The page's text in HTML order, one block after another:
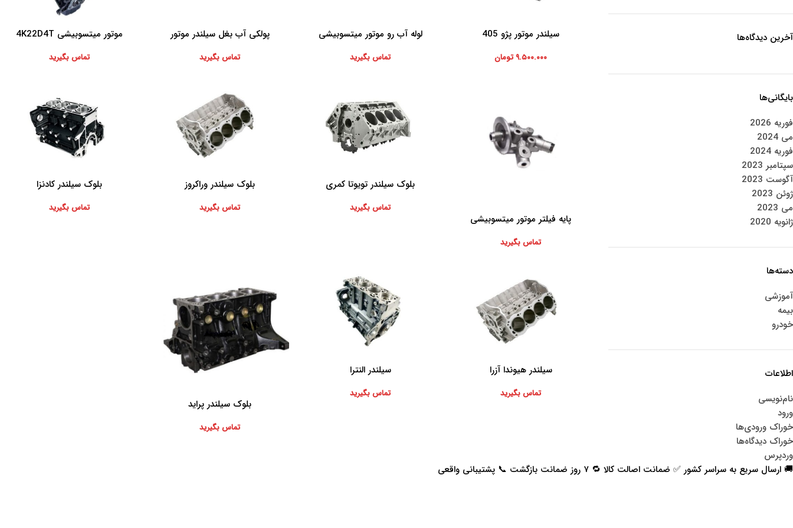
آخرین دیدگاه‌ها
بایگانی‌ها
فوریه 2026
می 2024
فوریه 2024
سپتامبر 2023
آگوست 2023
ژوئن 2023
می 2023
ژانویه 2020
دسته‌ها
آموزشی
بیمه
خودرو
اطلاعات
نام‌نویسی
ورود
خوراک ورودی‌ها
خوراک دیدگاه‌ها
وردپرس
افزودن به سبد خرید
سیلندر موتور پژو 405
۹.۵۰۰.۰۰۰تومان
اطلاعات بیشتر
لوله آب رو موتور میتسوبیشی
تماس بگیرید
اطلاعات بیشتر
پولکی آب بغل سیلندر موتور
تماس بگیرید
اطلاعات بیشتر
موتور میتسوبیشی 4K22D4T
تماس بگیرید
اطلاعات بیشتر
پایه فیلتر موتور میتسوبیشی
تماس بگیرید
اطلاعات بیشتربلوک سیلندر تویوتا کمری
تماس بگیرید
اطلاعات بیشتربلوک سیلندر وراکروز
تماس بگیرید
اطلاعات بیشتربلوک سیلندر کادنزا
تماس بگیرید
اطلاعات بیشترسیلندر هیوندا آزرا
تماس بگیرید
سیلندر النترا
تماس بگیرید
اطلاعات بیشتربلوک سیلندر پراید
تماس بگیرید
🚚 ارسال سریع به سراسر کشور ✅ ضمانت اصالت کالا 🔁 ۷ روز ضمانت بازگشت 📞 پشتیبانی واقعی